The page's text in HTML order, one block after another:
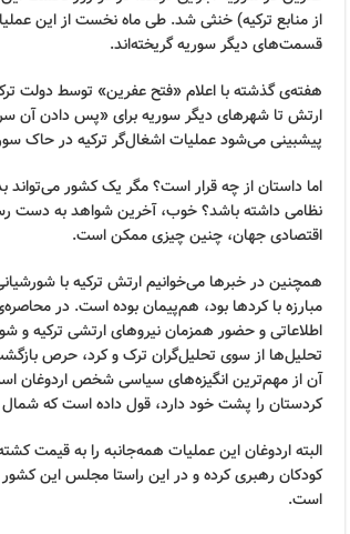
از منابع ترکیه) خنثی شد. طی ماه نخست از این
قسمت‌های دیگر سوریه گریخته‌اند.
هفته‌ی گذشته با اعلام «فتح عفرین» توسط دولت
ارتش تا شهرهای دیگر سوریه برای «پس دادن آن
پیشبینی می‌شود عملیات اشغال‌گر ترکیه در حاک
اما داستان از چه قرار است؟ مگر یک کشور
نظامی داشته باشد؟ خوب، آخرین شواهد به دست
اقتصادی جهان، چنین چیزی ممکن است.
همچنین در خبرها می‌خوانیم ارتش ترکیه با
مبارزه با کردها بود، هم‌پیمان بوده است. در
اطلاعاتی و حضور همزمان نیروهای ارتشی ترکیه
تحلیل‌ها از سوی تحلیل‌گران ترک و کرد، حرص بازگشت
آن از مهم‌ترین انگیزه‌های سیاسی شخص اردوغان
کردستان را پشت خود دارد، قول داده است که
البته اردوغان این عملیات همه‌جانبه را به قیمت
کودکان رهبری کرده و در این راستا مجلس این
است.